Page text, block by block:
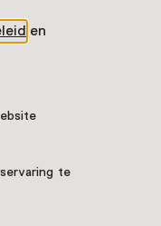
en
te